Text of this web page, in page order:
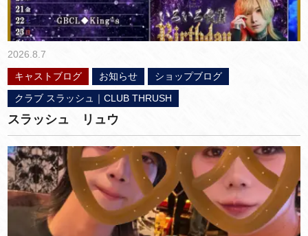
2026.8.7
キャストブログ
お知らせ
ショップブログ
クラブ スラッシュ｜CLUB THRUSH
スラッシュ リュウ